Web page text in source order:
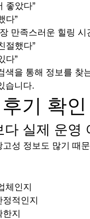
좋았다”
다”
만족스러운 힐링 시
절했다”
다”
색을 통해 정보를 찾
습니다.
기 확
실제 운영
성 정보도 많기 때
체인지
적인지
지